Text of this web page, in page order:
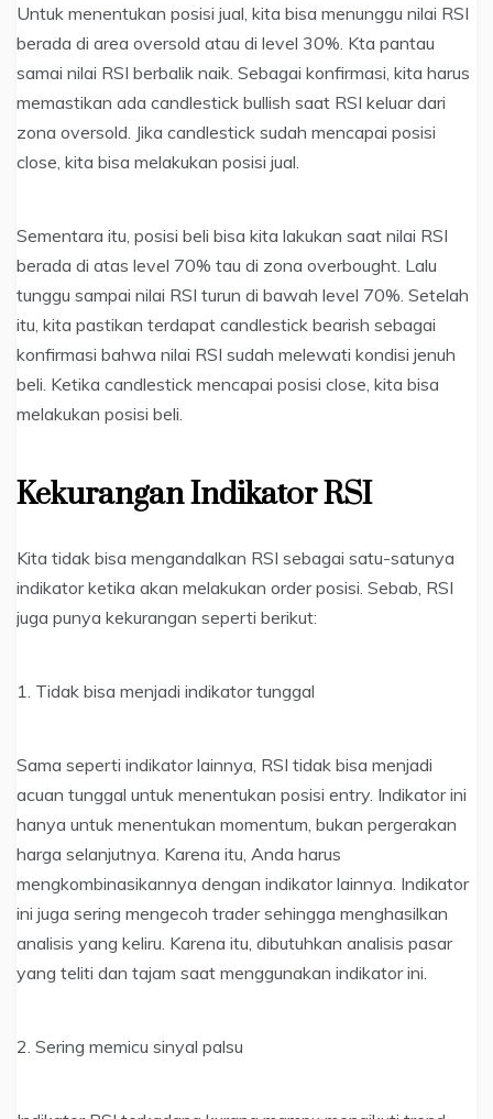
Untuk menentukan posisi jual, kita bisa menunggu nilai RSI
berada di area oversold atau di level 30%. Kta pantau
samai nilai RSI berbalik naik. Sebagai konfirmasi, kita harus
memastikan ada candlestick bullish saat RSI keluar dari
zona oversold. Jika candlestick sudah mencapai posisi
close, kita bisa melakukan posisi jual.
Sementara itu, posisi beli bisa kita lakukan saat nilai RSI
berada di atas level 70% tau di zona overbought. Lalu
tunggu sampai nilai RSI turun di bawah level 70%. Setelah
itu, kita pastikan terdapat candlestick bearish sebagai
konfirmasi bahwa nilai RSI sudah melewati kondisi jenuh
beli. Ketika candlestick mencapai posisi close, kita bisa
melakukan posisi beli.
KekuranganIndikator RSI
Kita tidak bisa mengandalkan RSI sebagai satu-satunya
indikator ketika akan melakukan order posisi. Sebab, RSI
juga punya kekurangan seperti berikut:
1. Tidak bisa menjadi indikator tunggal
Sama seperti indikator lainnya, RSI tidak bisa menjadi
acuan tunggal untuk menentukan posisi entry. Indikator ini
hanya untuk menentukan momentum, bukan pergerakan
harga selanjutnya. Karena itu, Anda harus
mengkombinasikannya dengan indikator lainnya. Indikator
ini juga sering mengecoh trader sehingga menghasilkan
analisis yang keliru. Karena itu, dibutuhkan analisis pasar
yang teliti dan tajam saat menggunakan indikator ini.
2. Sering memicu sinyal palsu